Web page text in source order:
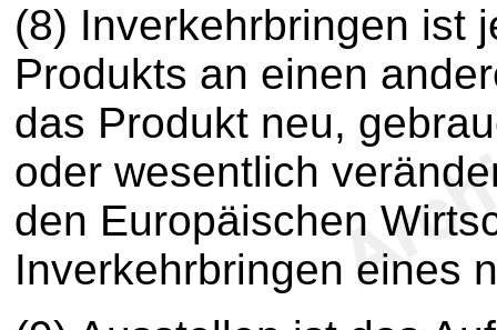
(8) Inverkehrbringen ist
Produkts an einen
das Produkt neu,
oder wesentlich
den Europäischen
Inverkehrbringen eines